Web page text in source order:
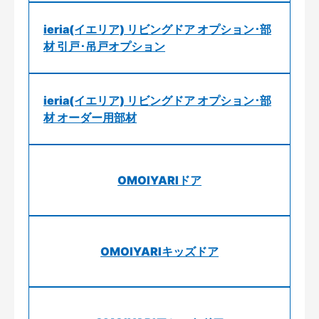
ieria(イエリア) リビングドア オプション･部
材 引戸･吊戸オプション
ieria(イエリア) リビングドア オプション･部
材 オーダー用部材
OMOIYARIドア
OMOIYARIキッズドア